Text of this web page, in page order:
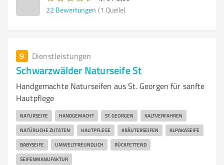
22 Bewertungen (1 Quelle)
9 Dienstleistungen
Schwarzwälder Naturseife St
Handgemachte Naturseifen aus St. Georgen für sanfte
Hautpflege
NATURSEIFE HANDGEMACHT ST. GEORGEN KALTVERFAHREN
NATÜRLICHE ZUTATEN HAUTPFLEGE KRÄUTERSEIFEN ALPAKASEIFE
BABYSEIFE UMWELTFREUNDLICH RÜCKFETTEND
SEIFENMANUFAKTUR